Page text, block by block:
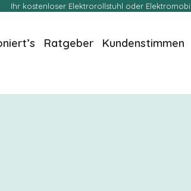
Ihr kostenloser Elektrorollstuhl oder Elektromobil.
Ratgeber Kundenstimmen